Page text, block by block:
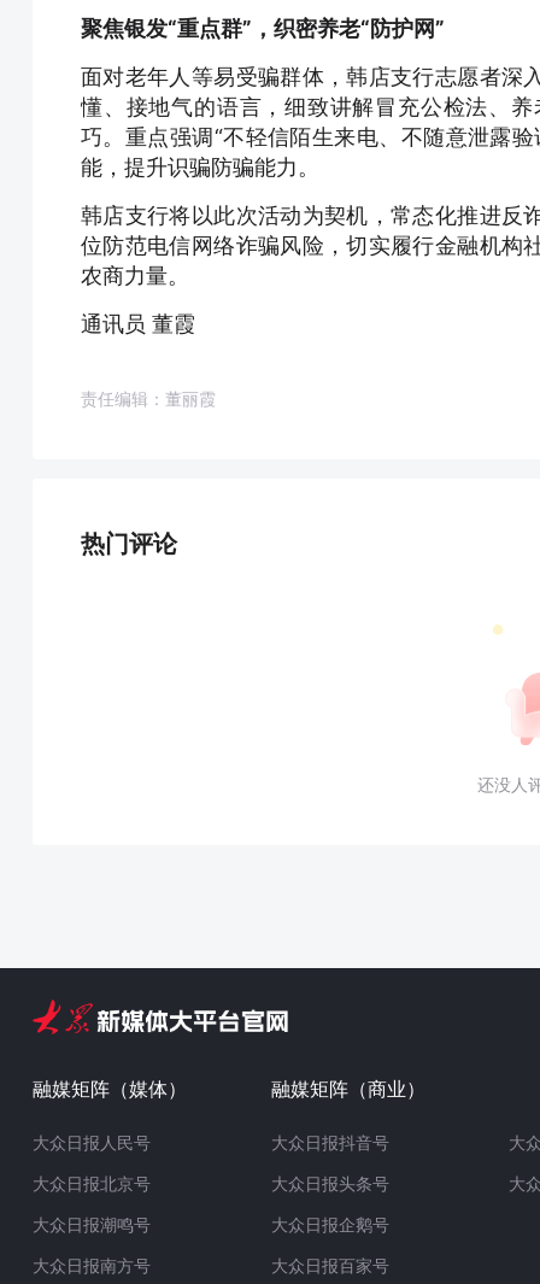
聚焦银发“重点群”，织密养老“防护网”
面对老年人等易受骗群体，韩店支行志愿者深
懂、接地气的语言，细致讲解冒充公检法、
巧。重点强调“不轻信陌生来电、不随意泄露
能，提升识骗防骗能力。
韩店支行将以此次活动为契机，常态化推进反
位防范电信网络诈骗风险，切实履行金融机构
农商力量。
通讯员 董霞
责任编辑：董丽霞
热门评论
还没人
融媒矩阵（媒体）
大众日报人民号
大众日报北京号
大众日报潮鸣号
大众日报南方号
融媒矩阵（商业）
大众日报抖音号
大众日报头条号
大众日报企鹅号
大众日报百家号
大
大